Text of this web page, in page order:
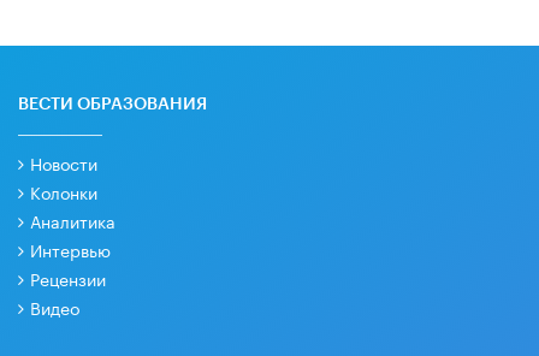
ВЕСТИ ОБРАЗОВАНИЯ
Новости
Колонки
Аналитика
Интервью
Рецензии
Видео